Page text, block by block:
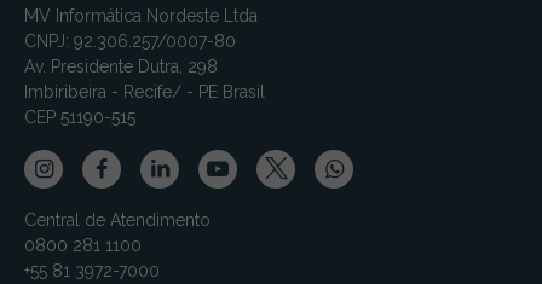
MV Informática Nordeste Ltda
CNPJ: 92.306.257/0007-80
Av. Presidente Dutra, 298
Imbiribeira - Recife/ - PE Brasil
CEP 51190-515
Central de Atendimento
0800 281 1100
+55 81 3972-7000